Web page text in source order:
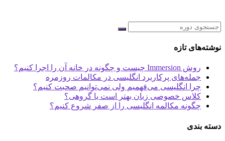
نوشته‌های تازه
روش Immersion چیست و چگونه در خانه آن را اجرا کنیم؟
جمله‌های پرکاربرد انگلیسی در مکالمات روزمره
چرا انگلیسی می‌فهمیم ولی نمی‌توانیم صحبت کنیم؟
کلاس خصوصی زبان بهتر است یا گروهی؟
چگونه مکالمه انگلیسی را از صفر شروع کنیم؟
دسته بندی